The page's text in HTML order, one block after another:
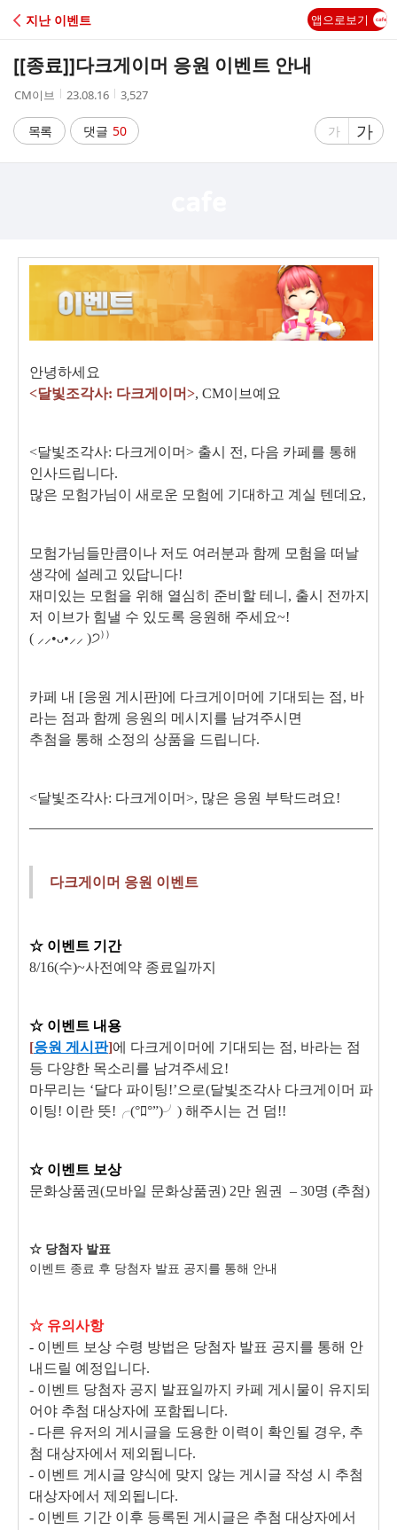
C
A
지난 이벤트 앱으로보기
[[종료]]다크게이머 응원 이벤트 안내
작
자
CM이브
작
시
간
23.08.16
조
수
3,527
목록 댓글 50
글
게
가
글
자
게
가
안녕하세요
<달빛조각사: 다크게이머>, CM이브예요
<달빛조각사: 다크게이머> 출시 전, 다음 카페를 통해
인사드립니다.
많은 모험가님이 새로운 모험에 기대하고 계실 텐데요,
모험가님들만큼이나 저도 여러분과 함께 모험을 떠날
생각에 설레고 있답니다!
재미있는 모험을 위해 열심히 준비할 테니, 출시 전까지
저 이브가 힘낼 수 있도록 응원해 주세요~!
( ⸝⸝•ᴗ•⸝⸝ )੭⁾⁾
카페 내 [응원 게시판]에 다크게이머에 기대되는 점, 바
라는 점과 함께 응원의 메시지를 남겨주시면
추첨을 통해 소정의 상품을 드립니다.
<달빛조각사: 다크게이머>, 많은 응원 부탁드려요!
다크게이머 응원 이벤트
☆ 이벤트 기간
8/16(수)~사전예약 종료일까지
☆ 이벤트 내용
[응원 게시판]에 다크게이머에 기대되는 점, 바라는 점
등 다양한 목소리를 남겨주세요!
마무리는 ‘달다 파이팅!’으로(달빛조각사 다크게이머 파
이팅! 이란 뜻!╭(°ﾛ°”)╯) 해주시는 건 덤!!
☆ 이벤트 보상
문화상품권(모바일 문화상품권) 2만 원권 – 30명 (추첨)
☆ 당첨자 발표
이벤트 종료 후 당첨자 발표 공지를 통해 안내
☆ 유의사항
- 이벤트 보상 수령 방법은 당첨자 발표 공지를 통해 안
내드릴 예정입니다.
- 이벤트 당첨자 공지 발표일까지 카페 게시물이 유지되
어야 추첨 대상자에 포함됩니다.
- 다른 유저의 게시글을 도용한 이력이 확인될 경우, 추
첨 대상자에서 제외됩니다.
- 이벤트 게시글 양식에 맞지 않는 게시글 작성 시 추첨
대상자에서 제외됩니다.
- 이벤트 기간 이후 등록된 게시글은 추첨 대상자에서